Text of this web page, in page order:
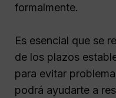
formalmente.
Es esencial que se
de los plazos
para evitar
podrá ayudarte a